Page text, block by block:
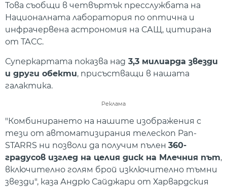
Това съобщи в четвъртък пресслужбата на
Националната лаборатория по оптична и
инфрачервена астрономия на САЩ, цитирана
от ТАСС.
Суперкартата показва над 3,3 милиарда звезди
и други обекти, присъстващи в нашата
галактика.
Реклама
"Комбинирането на нашите изображения с
тези от автоматизирания телескоп Pan-
STARRS ни позволи да получим пълен 360-
градусов изглед на целия диск на Млечния път,
включително голям брой изключително тъмни
звезди", каза Андрю Сайджари от Харвардския